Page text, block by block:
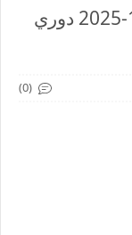
وقره باغ بث مباشر بتاريخ 25-11-2025 دوري
(0)